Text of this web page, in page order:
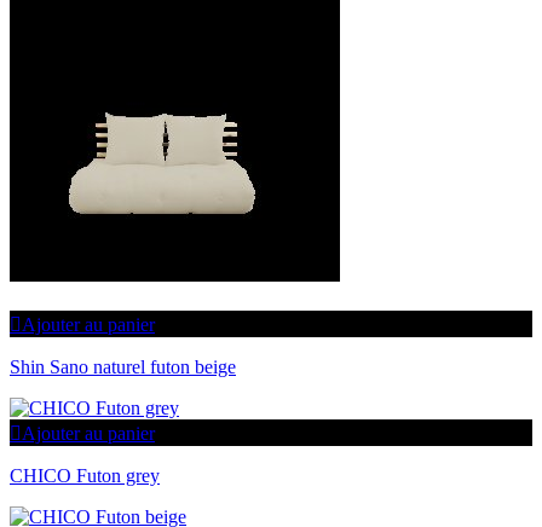
Ajouter au panier
Shin Sano naturel futon beige
Ajouter au panier
CHICO Futon grey